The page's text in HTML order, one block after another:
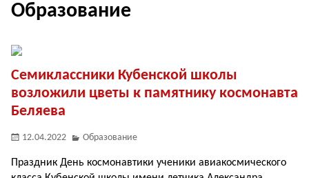
Образование
Семиклассники Кубенской школы
возложили цветы к памятнику космонавта
Беляева
12.04.2022 Образование
Праздник День космонавтики ученики авиакосмического